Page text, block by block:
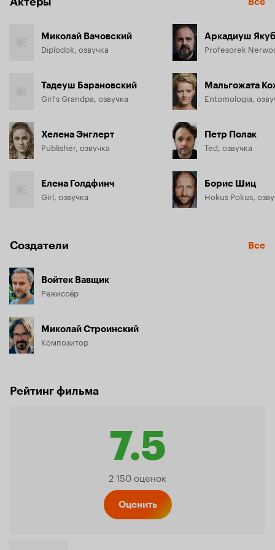
Миколай Вачовский
Diplodok, озвучка
Тадеуш Барановский
Girl's Grandpa, озвучка
Хелена Энглерт
Publisher, озвучка
Елена Голдфинч
Girl, озвучка
Аркадиуш
Мальгожата
Entomologia,
Петр Полак
Ted, озвучка
Борис Шиц
Hokus Pokus,
Создатели Все
Войтек Вавщик
Режиссёр
Миколай Строинский
Композитор
Рейтинг фильма
7.5
Рейтинг
2 150 оценок
Оценить